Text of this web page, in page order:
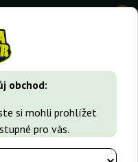
obchod:
si mohli prohlížet
pro vás.
0
Indica semena